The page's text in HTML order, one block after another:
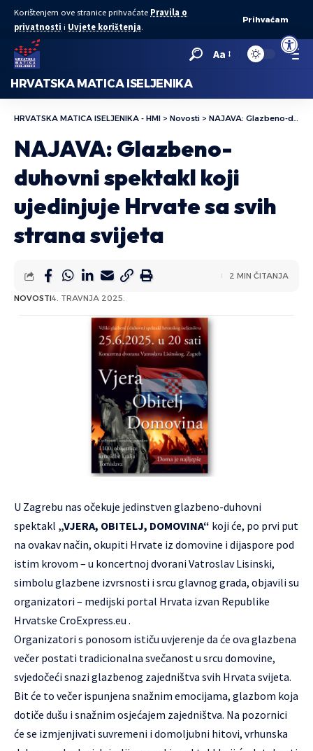
Open
Korištenjem ove stranice prihvaćate Pravila o
privatnosti i Uvjete korištenja.
Prihvaćam
Aa
HRVATSKA MATICA ISELJENIKA
HRVATSKA MATICA ISELJENIKA - HMI > Novosti > NAJAVA: Glazbeno-duhovni spektakl koji ujedinjuje Hrvate sa svih strana svijeta
NAJAVA: Glazbeno-
duhovni spektakl koji
ujedinjuje Hrvate sa svih
strana svijeta
NOVOSTI4. TRAVNJA 2025.
2 MIN ČITANJA
U Zagrebu nas očekuje jedinstven glazbeno-duhovni
spektakl „VJERA, OBITELJ, DOMOVINA“ koji će, po prvi put
na ovakav način, okupiti Hrvate iz domovine i dijaspore pod
istim krovom – u koncertnoj dvorani Vatroslav Lisinski,
simbolu glazbene izvrsnosti i srcu glavnog grada, objavili su
organizatori – medijski portal Hrvata izvan Republike
Hrvatske CroExpress.eu .
Organizatori s ponosom ističu uvjerenje da će ova glazbena
večer postati tradicionalna svečanost u srcu domovine,
svjedočeći snazi glazbenog zajedništva svih Hrvata svijeta.
Bit će to večer ispunjena snažnim emocijama, glazbom koja
dotiče dušu i snažnim osjećajem zajedništva. Na pozornici
će se izmjenjivati suvremeni i domoljubni hitovi, vrhunska